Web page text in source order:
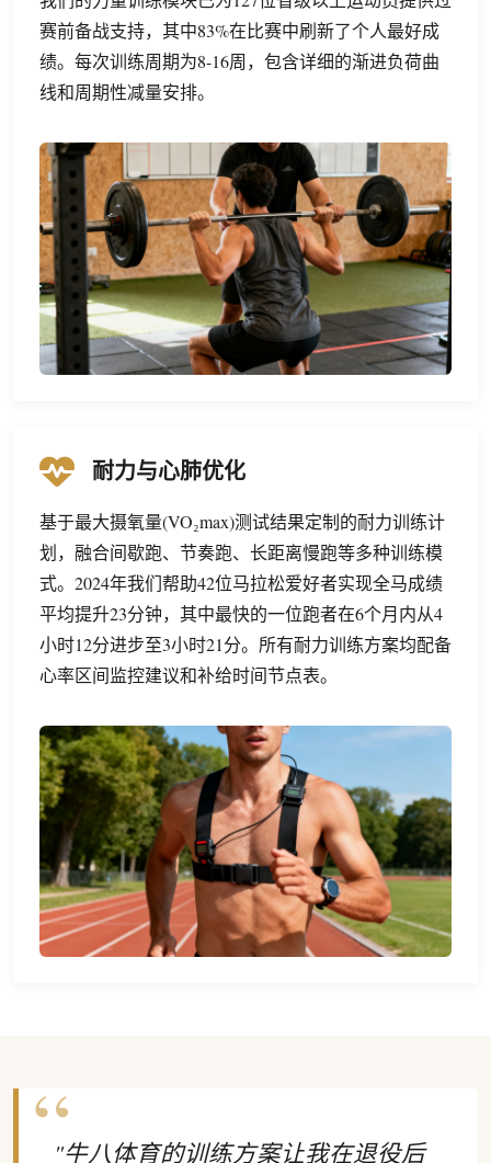
赛前备战支持，其中83%在比赛中刷新了个人最好成
绩。每次训练周期为8-16周，包含详细的渐进负荷曲
线和周期性减量安排。
耐力与心肺优化
基于最大摄氧量(VO₂max)测试结果定制的耐力训练计
划，融合间歇跑、节奏跑、长距离慢跑等多种训练模
式。2024年我们帮助42位马拉松爱好者实现全马成绩
平均提升23分钟，其中最快的一位跑者在6个月内从4
小时12分进步至3小时21分。所有耐力训练方案均配备
心率区间监控建议和补给时间节点表。
"牛八体育的训练方案让我在退役后